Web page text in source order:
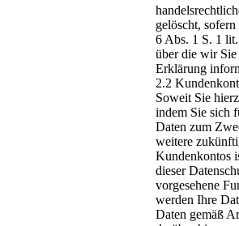
gelöscht,
6 Abs. 1 S. 1
über die wir Sie
Erklärung
2.2
Soweit Sie
indem Sie sich
Daten zum
weitere
Kundenkontos
dieser
vorgesehene
werden Ihre
Daten gemäß